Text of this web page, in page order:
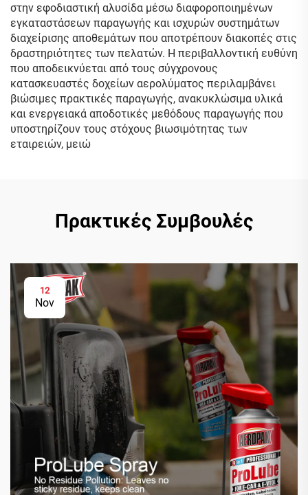
στην εφοδιαστική αλυσίδα μέσω διαφοροποιημένων
εγκαταστάσεων παραγωγής και ισχυρών συστημάτων
διαχείρισης αποθεμάτων που αποτρέπουν διακοπές στις
δραστηριότητες των πελατών. Η περιβαλλοντική ευθύνη
που αποδεικνύεται από τους σύγχρονους
κατασκευαστές δοχείων αερολύματος περιλαμβάνει
βιώσιμες πρακτικές παραγωγής, ανακυκλώσιμα υλικά
και ενεργειακά αποδοτικές μεθόδους παραγωγής που
υποστηρίζουν τους στόχους βιωσιμότητας των
εταιρειών, μειώ
Πρακτικές Συμβουλές
12
Nov